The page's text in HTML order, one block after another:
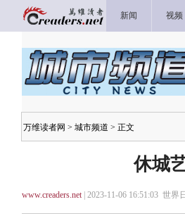
新闻 视频
万维读者网 > 城市频道 > 正文
休城
www.creaders.net| 2023-11-06 16:51:03 世界